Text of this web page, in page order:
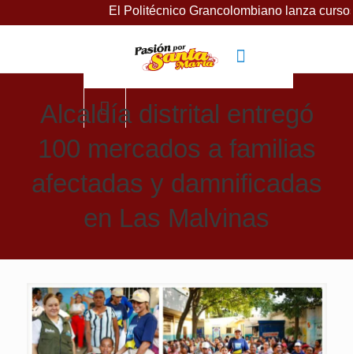
El Politécnico Grancolombiano lanza cursos gratuitos
Alcaldía distrital entregó
100 mercados a familias
afectadas y damnificadas
en Las Malvinas